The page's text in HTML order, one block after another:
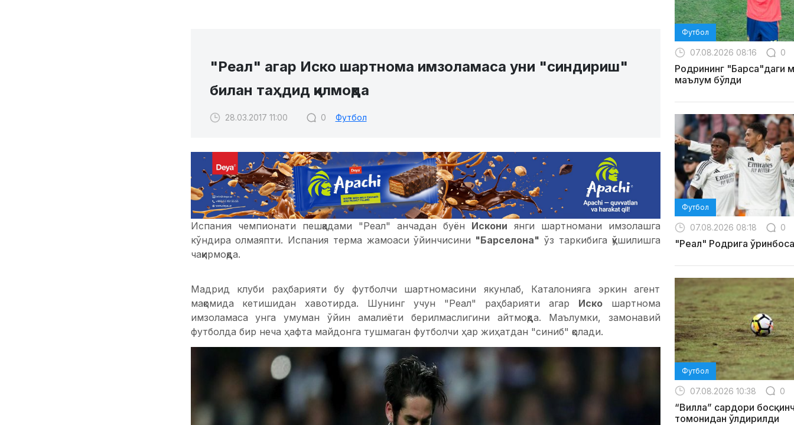
"Реал" агар Иско шартнома имзоламаса уни "синдириш"
билан таҳдид қилмоқда
28.03.2017 11:00 0 Футбол
Испания чемпионати пешқадами "Реал" анчадан буён Искони янги шартномани имзолашга
кўндира олмаяпти. Испания терма жамоаси ўйинчисини "Барселона" ўз таркибига қўшилишга
чақирмоқда.
Мадрид клуби раҳбарияти бу футболчи шартномасини якунлаб, Каталонияга эркин агент
мақомида кетишидан хавотирда. Шунинг учун "Реал" раҳбарияти агар Искошартнома
имзоламаса унга умуман ўйин амалиёти берилмаслигини айтмоқда. Маълумки, замонавий
футболда бир неча ҳафта майдонга тушмаган футболчи ҳар жиҳатдан "синиб" қолади.
Футбол
07.08.2026 08:16 0
Родрининг "Барса"даги
маълум бўлди
Футбол
07.08.2026 08:18 0
"Реал" Родрига
Футбол
07.08.2026 10:38 0
“Вилла” сардори
томонидан ўлдирилди